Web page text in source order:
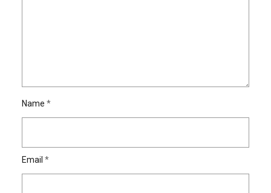
Name *
Email *